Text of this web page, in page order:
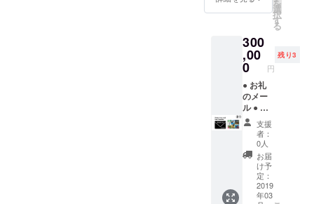
プレゼ
ント
ペー
ジ） ●
okコン
サル
（通話
で約1時
間） ●
沖縄案
内（ま
るまる3
日）
YUNTA
WAY特
別カレ
ンダー
● 10種
を
選
択
す
る
300
,00
0 円
残り3
● お礼
のメー
ル ● 日
本に住
んでい
ればハ
イビス
カスの
各写真
集とカ
レン
支援
者：
0人
お届
け予
定：
2019
年03